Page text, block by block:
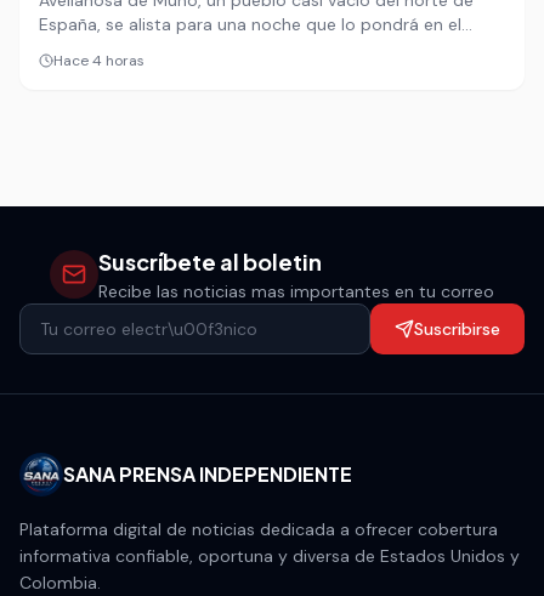
España, se alista para una noche que lo pondrá en el
mapa mundial. La expectativa no nace de un festival ni de
una feria, sino de un eclipse solar total que convertirá a
Hace 4 horas
Suscríbete al boletin
Recibe las noticias mas importantes en tu correo
Suscribirse
SANA PRENSA INDEPENDIENTE
Plataforma digital de noticias dedicada a ofrecer cobertura
informativa confiable, oportuna y diversa de Estados Unidos y
Colombia.